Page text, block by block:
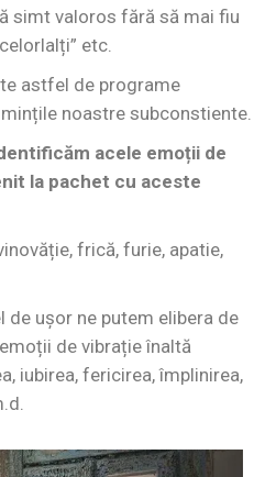
simt valoros fără să mai fiu
etc.
astfel de programe
noastre subconstiente.
acele emoții de
la pachet cu aceste
frică, furie, apatie,
de ușor ne putem elibera de
de vibrație înaltă
iubirea, fericirea, împlinirea,